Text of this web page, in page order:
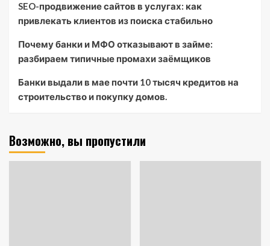
SEO-продвижение сайтов в услугах: как
привлекать клиентов из поиска стабильно
Почему банки и МФО отказывают в займе:
разбираем типичные промахи заёмщиков
Банки выдали в мае почти 10 тысяч кредитов на
строительство и покупку домов.
Возможно, вы пропустили